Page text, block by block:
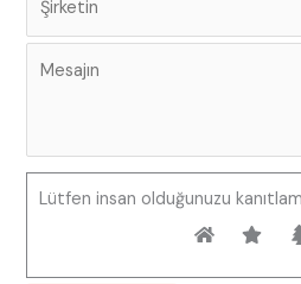
Lütfen insan olduğunuzu